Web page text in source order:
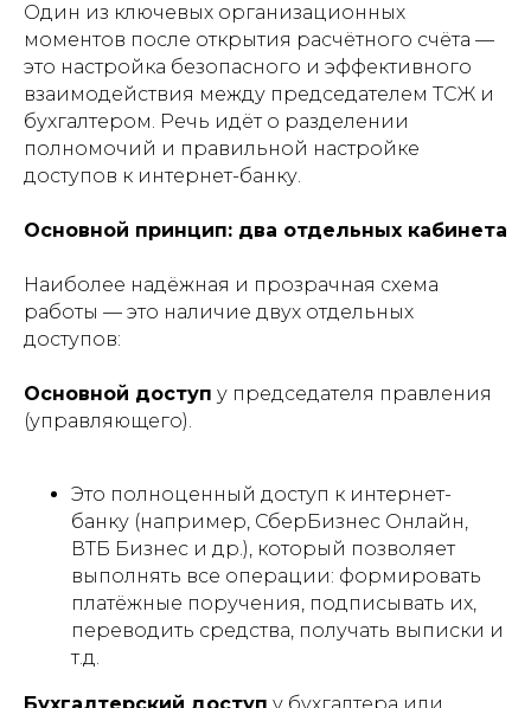
Один из ключевых организационных
моментов после открытия расчётного счёта —
это настройка безопасного и эффективного
взаимодействия между председателем ТСЖ и
бухгалтером. Речь идёт о разделении
полномочий и правильной настройке
доступов к интернет-банку.
Основной принцип: два отдельных кабинета
Наиболее надёжная и прозрачная схема
работы — это наличие двух отдельных
доступов:
Основной доступ у председателя правления
(управляющего).
Это полноценный доступ к интернет-
банку (например, СберБизнес Онлайн,
ВТБ Бизнес и др.), который позволяет
выполнять все операции: формировать
платёжные поручения, подписывать их,
переводить средства, получать выписки и
т.д.